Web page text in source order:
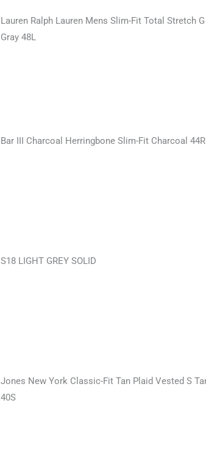
Lauren Ralph Lauren Mens Slim-Fit Total Stretch G
Gray 48L
Bar III Charcoal Herringbone Slim-Fit Charcoal 44R
S18 LIGHT GREY SOLID
Jones New York Classic-Fit Tan Plaid Vested S
40S